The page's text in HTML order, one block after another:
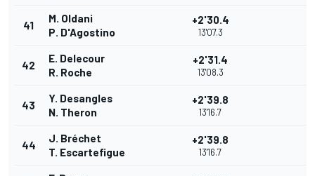
41
M. Oldani
P. D'Agostino
+2'30.4
13'07.3
42
E. Delecour
R. Roche
+2'31.4
13'08.3
43
Y. Desangles
N. Theron
+2'39.8
13'16.7
44
J. Bréchet
T. Escartefigue
+2'39.8
13'16.7